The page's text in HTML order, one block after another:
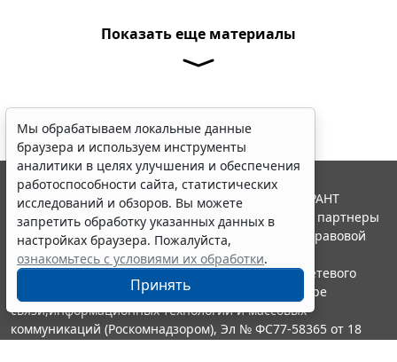
Показать еще материалы
Мы обрабатываем локальные данные
браузера и используем инструменты
аналитики в целях улучшения и обеспечения
работоспособности сайта, статистических
исследований и обзоров. Вы можете
запретить обработку указанных данных в
настройках браузера. Пожалуйста,
ознакомьтесь с условиями их обработки.
Принять
© ООО "НПП "ГАРАНТ-СЕРВИС", 2026. Система ГАРАНТ
выпускается с 1990 года. Компания "Гарант" и ее партнеры
являются участниками Российской ассоциации правовой
информации ГАРАНТ.
Портал ГАРАНТ.РУ зарегистрирован в качестве сетевого
издания Федеральной службой по надзору в сфере
связи,информационных технологий и массовых
коммуникаций (Роскомнадзором), Эл № ФС77-58365 от 18